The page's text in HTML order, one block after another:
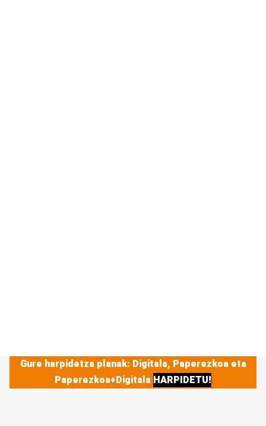
Gure harpidetza planak: Digitala, Paperezkoa eta
Paperezkoa+Digitala HARPIDETU!